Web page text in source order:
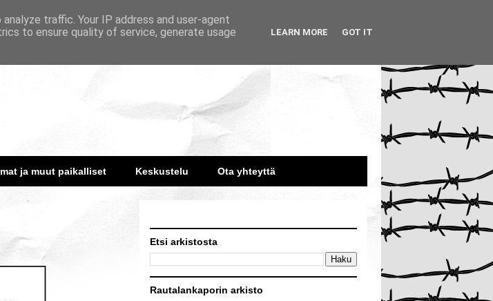
ja muut paikalliset Keskustelu Ota yhteyttä
Etsi arkistosta
Rautalankaporin arkisto
traffic. Your IP address and user-agent
to ensure quality of service, generate usage
LEARN MORE GOT IT